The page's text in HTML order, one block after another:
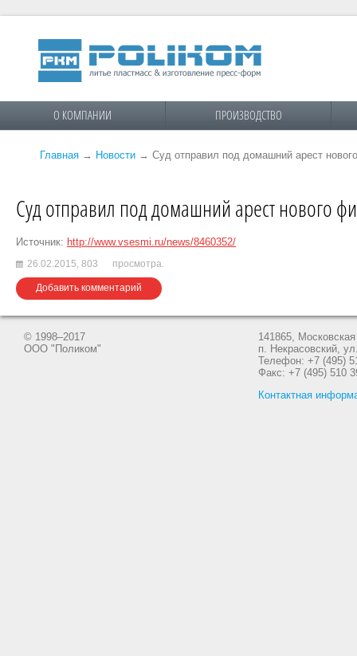
О КОМПАНИИ ПРОИЗВОДСТВО
Главная → Новости → Суд отправил под домашний арест
Суд отправил под домашний арест нового
Источник: http://www.vsesmi.ru/news/8460352/
26.02.2015, 803 просмотра.
Добавить комментарий
© 1998–2017
ООО "Поликом"
141865,
п. Некрасовский,
Телефон: +7 (495)
Факс: +7 (495) 510
Контактная